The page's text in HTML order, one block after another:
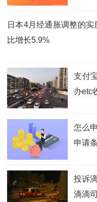
日本4月经通胀调整的
比增长5.9%
支付
办etc
怎么
申请
投诉
滴滴